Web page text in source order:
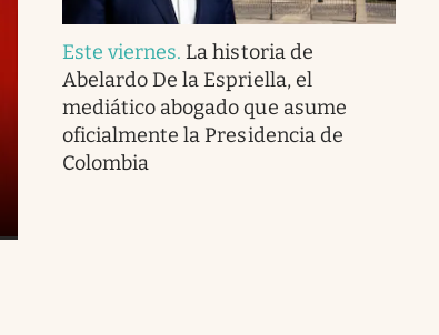
Este viernes. La historia de
Abelardo De la Espriella, el
mediático abogado que asume
oficialmente la Presidencia de
Colombia